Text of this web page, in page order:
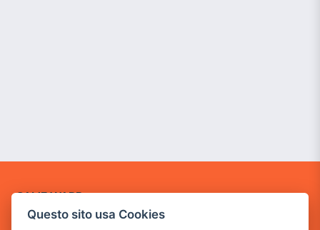
GAME WARP
BY POWER GAME SRL
Questo sito usa Cookies